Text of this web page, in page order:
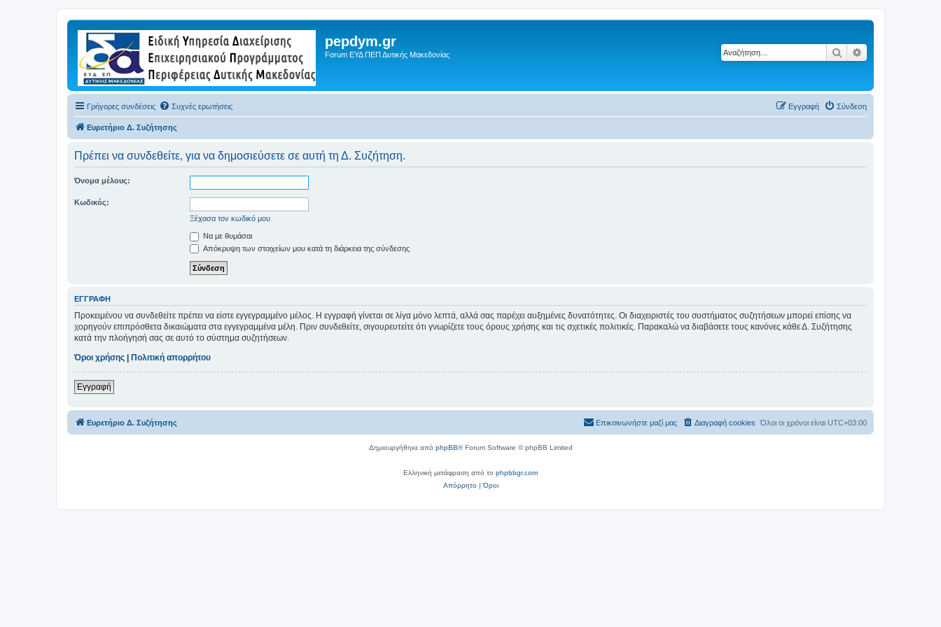
pepdym.gr
Forum ΕΥΔ ΠΕΠ Δυτικής Μακεδονίας Αναζήτηση
Γρήγορες συνδέσεις Συχνές ερωτήσεις Σύνδεση
Εγγραφή
Ευρετήριο Δ. Συζήτησης
Πρέπει να συνδεθείτε, για να δημοσιεύσετε σε αυτή τη Δ. Συζήτηση.
Όνομα μέλους:
Κωδικός:
Ξέχασα τον κωδικό μου
Να με θυμάσαι
Απόκρυψη των στοιχείων μου κατά τη διάρκεια της σύνδεσης
ΕΓΓΡΑΦΉ
Προκειμένου να συνδεθείτε πρέπει να είστε εγγεγραμμένο μέλος. Η εγγραφή γίνεται σε λίγα μόνο λεπτά, αλλά σας παρέχει αυξημένες δυνατότητες. Οι διαχειριστές του συστήματος συζητήσεων μπορεί επίσης να
χορηγούν επιπρόσθετα δικαιώματα στα εγγεγραμμένα μέλη. Πριν συνδεθείτε, σιγουρευτείτε ότι γνωρίζετε τους όρους χρήσης και τις σχετικές πολιτικές. Παρακαλώ να διαβάσετε τους κανόνες κάθε Δ. Συζήτησης
κατά την πλοήγησή σας σε αυτό το σύστημα συζητήσεων.
Όροι χρήσης | Πολιτική απορρήτου
Εγγραφή
Ευρετήριο Δ. Συζήτησης Όλοι οι χρόνοι είναι UTC+03:00
Διαγραφή cookies
Επικοινωνήστε μαζί μας
Δημιουργήθηκε από phpBB® Forum Software © phpBB Limited
Ελληνική μετάφραση από το phpbbgr.com
Απόρρητο|Όροι